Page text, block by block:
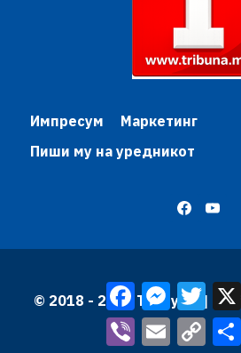
Импресум
Маркетинг
Пиши му на уредникот
© 2018 - 2026 Трибуна |
FacebookMessenger
Viber
Email Copy
Link